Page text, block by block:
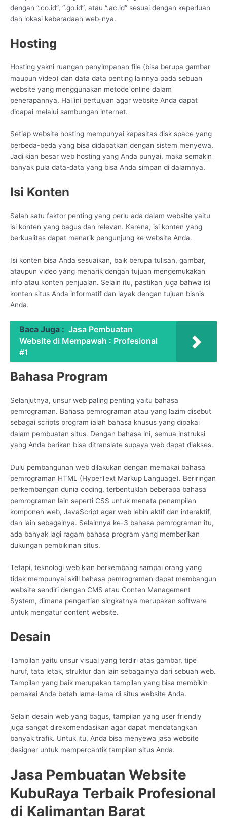
dengan “.co.id”, “.go.id”, atau “.ac.id” sesuai dengan keperluan
dan lokasi keberadaan web-nya.
Hosting
Hosting yakni ruangan penyimpanan file (bisa berupa gambar
maupun video) dan data data penting lainnya pada sebuah
website yang menggunakan metode online dalam
penerapannya. Hal ini bertujuan agar website Anda dapat
dicapai melalui sambungan internet.
Setiap website hosting mempunyai kapasitas disk space yang
berbeda-beda yang bisa didapatkan dengan sistem menyewa.
Jadi kian besar web hosting yang Anda punyai, maka semakin
banyak pula data-data yang bisa Anda simpan di dalamnya.
Isi Konten
Salah satu faktor penting yang perlu ada dalam website yaitu
isi konten yang bagus dan relevan. Karena, isi konten yang
berkualitas dapat menarik pengunjung ke website Anda.
Isi konten bisa Anda sesuaikan, baik berupa tulisan, gambar,
ataupun video yang menarik dengan tujuan mengemukakan
info atau konten penjualan. Selain itu, pastikan juga bahwa isi
konten situs Anda informatif dan layak dengan tujuan bisnis
Anda.
Baca Juga : Jasa Pembuatan
Website di Mempawah : Profesional
#1
Bahasa Program
Selanjutnya, unsur web paling penting yaitu bahasa
pemrograman. Bahasa pemrograman atau yang lazim disebut
sebagai scripts program ialah bahasa khusus yang dipakai
dalam pembuatan situs. Dengan bahasa ini, semua instruksi
yang Anda berikan bisa ditranslate supaya web dapat diakses.
Dulu pembangunan web dilakukan dengan memakai bahasa
pemrograman HTML (HyperText Markup Language). Beriringan
perkembangan dunia coding, terbentuklah beberapa bahasa
pemrograman lain seperti CSS untuk menata penampilan
komponen web, JavaScript agar web lebih aktif dan interaktif,
dan lain sebagainya. Selainnya ke-3 bahasa pemrograman itu,
ada banyak lagi ragam bahasa program yang memberikan
dukungan pembikinan situs.
Tetapi, teknologi web kian berkembang sampai orang yang
tidak mempunyai skill bahasa pemrograman dapat membangun
website sendiri dengan CMS atau Conten Management
System, dimana pengertian singkatnya merupakan software
untuk mengatur content website.
Desain
Tampilan yaitu unsur visual yang terdiri atas gambar, tipe
huruf, tata letak, struktur dan lain sebagainya dari sebuah web.
Tampilan yang baik merupakan tampilan yang bisa membikin
pemakai Anda betah lama-lama di situs website Anda.
Selain desain web yang bagus, tampilan yang user friendly
juga sangat direkomendasikan agar dapat mendatangkan
banyak trafik. Untuk itu, Anda bisa menyewa jasa website
designer untuk mempercantik tampilan situs Anda.
Jasa Pembuatan Website
KubuRaya Terbaik Profesional
di Kalimantan Barat